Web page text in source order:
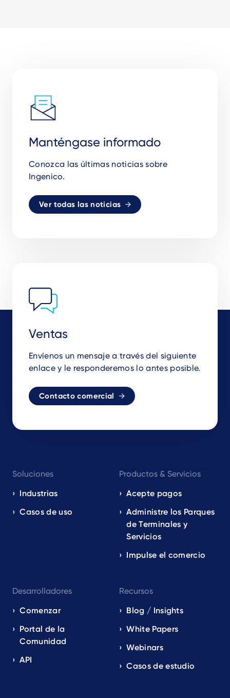
Manténgase informado
Conozca las últimas noticias sobre
Ingenico.
Ver todas las noticias
Ventas
Envíenos un mensaje a través del siguiente
enlace y le responderemos lo antes posible.
Contacto comercial
navigation
EN
Soluciones
Industrias
Casos de uso
Productos & Servicios
Acepte pagos
Administre los Parques
de Terminales y
Servicios
Impulse el comercio
Desarrolladores
Comenzar
Portal de la
Comunidad
API
Recursos
Blog / Insights
White Papers
Webinars
Casos de estudio